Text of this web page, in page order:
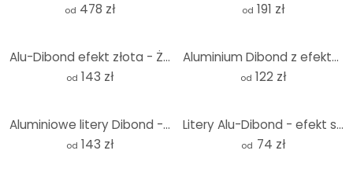
od 478 zł od 191 zł
Alu-Dibond efekt złota - Żurawie - Stado ptaków 01
od 143 zł
Aluminium Dibond z efektem złota - Jednorożec
od 122 zł
Aluminiowe litery Dibond - efekt złota - Chillout Lounge
od 143 zł
Litery Alu-Dibond - efekt srebra - At-sign
od 74 zł